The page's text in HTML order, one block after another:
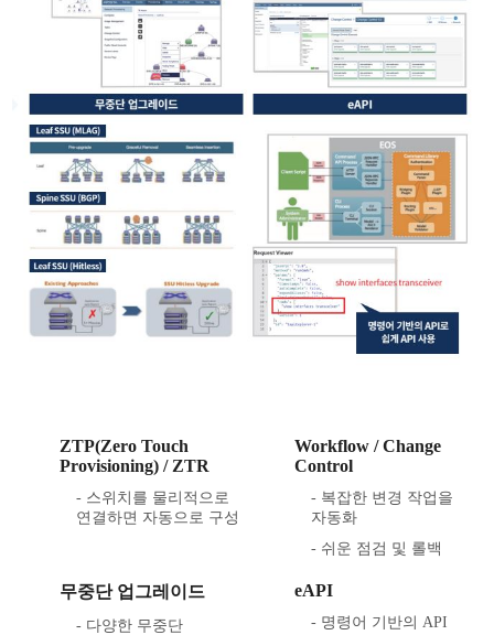
ZTP(Zero Touch
Provisioning) / ZTR
- 스위치를 물리적으로
연결하면 자동으로 구성
Workflow / Change
Control
- 복잡한 변경 작업을
자동화
- 쉬운 점검 및 롤백
무중단 업그레이드
- 다양한 무중단
eAPI
- 명령어 기반의 API